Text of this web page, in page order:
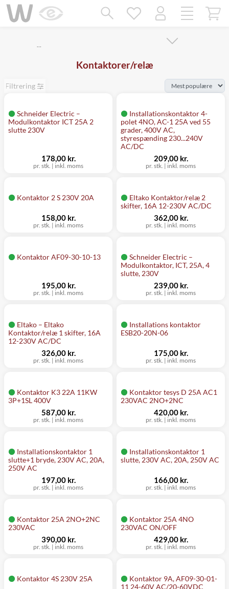
…
Kontaktorer/relæ
Filtrering
Schneider Electric –
Modulkontaktor ICT 25A 2
slutte 230V
pr. stk. | inkl. moms
178,00 kr.
Installationskontaktor 4-
polet 4NO, AC-1 25A ved 55
grader, 400V AC,
styrespænding 230...240V
AC/DC
pr. stk. | inkl. moms
209,00 kr.
Kontaktor 2 S 230V 20A
pr. stk. | inkl. moms
158,00 kr.
Eltako Kontaktor/relæ 2
skifter, 16A 12-230V AC/DC
pr. stk. | inkl. moms
362,00 kr.
Kontaktor AF09-30-10-13
pr. stk. | inkl. moms
195,00 kr.
Schneider Electric –
Modulkontaktor, ICT, 25A, 4
slutte, 230V
pr. stk. | inkl. moms
239,00 kr.
Eltako – Eltako
Kontaktor/relæ 1 skifter, 16A
12-230V AC/DC
pr. stk. | inkl. moms
326,00 kr.
Installations kontaktor
ESB20-20N-06
pr. stk. | inkl. moms
175,00 kr.
Kontaktor K3 22A 11KW
3P+1SL 400V
pr. stk. | inkl. moms
587,00 kr.
Kontaktor tesys D 25A AC1
230VAC 2NO+2NC
pr. stk. | inkl. moms
420,00 kr.
Installationskontaktor 1
slutte+1 bryde, 230V AC, 20A,
250V AC
pr. stk. | inkl. moms
197,00 kr.
Installationskontaktor 1
slutte, 230V AC, 20A, 250V AC
pr. stk. | inkl. moms
166,00 kr.
Kontaktor 25A 2NO+2NC
230VAC
pr. stk. | inkl. moms
390,00 kr.
Kontaktor 25A 4NO
230VAC ON/OFF
pr. stk. | inkl. moms
429,00 kr.
Kontaktor 4S 230V 25A
Kontaktor 9A, AF09-30-01-
11 24-60V AC/20-60VDC
Mangler chatten?
Ret samtykke!